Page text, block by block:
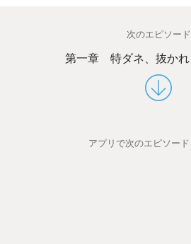
次のエピソード
第一章 特ダネ、抜かれ
アプリで次のエピソー